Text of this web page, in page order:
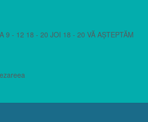
9 - 12 18 - 20 JOI 18 - 20 VĂ AȘTEPTĂM